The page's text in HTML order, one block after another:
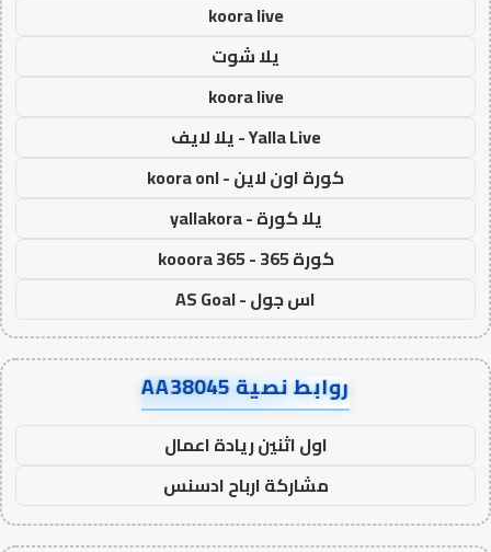
koora live
يلا شوت
koora live
Yalla Live - يلا لايف
كورة اون لاين - koora onl
يلا كورة - yallakora
كورة 365 - kooora 365
اس جول - AS Goal
روابط نصية AA38045
اول اثنين ريادة اعمال
مشاركة ارباح ادسنس